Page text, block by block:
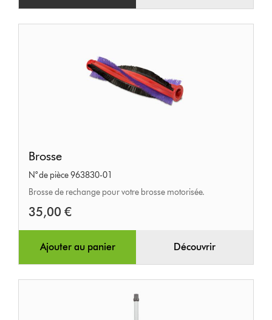
Brosse
N° de pièce 963830-01
Brosse de rechange pour votre brosse motorisée.
35,00 €
Ajouter au panier Découvrir